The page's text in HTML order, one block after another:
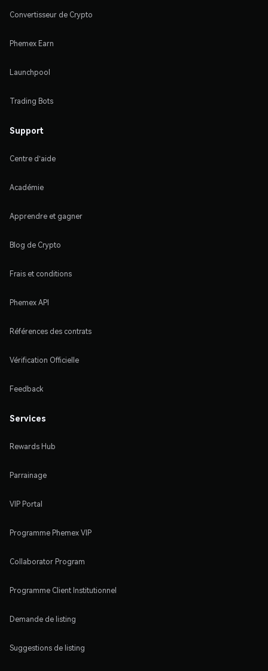
Convertisseur de Crypto
Phemex Earn
Launchpool
Trading Bots
Support
Centre d'aide
Académie
Apprendre et gagner
Blog de Crypto
Frais et conditions
Phemex API
Références des contrats
Vérification Officielle
Feedback
Services
Rewards Hub
Parrainage
VIP Portal
Programme Phemex VIP
Collaborator Program
Programme Client Institutionnel
Demande de listing
Suggestions de listing